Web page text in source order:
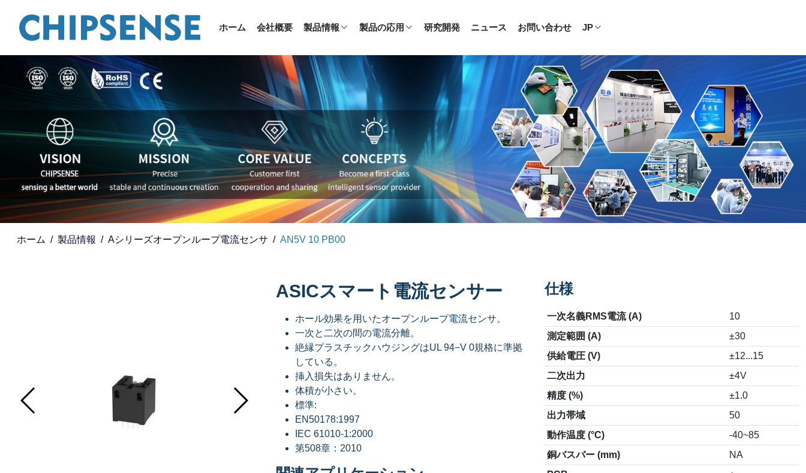
ホーム 会社概要 製品情報 製品の応用 研究開発 ニュース お問い合わせ JP
ホーム 製品情報 Aシリーズオープンループ電流センサ AN5V 10 PB00
ASICスマート電流センサー
ホール効果を用いたオープンループ電流センサ。
一次と二次の間の電流分離。
絶縁プラスチックハウジングはUL 94−V 0規格に準拠
している。
挿入損失はありません。
体積が小さい。
標準:
EN50178:1997
IEC 61010-1:2000
第508章：2010
仕様
一次名義RMS電流 (A)
10
測定範囲 (A)
±30
供給電圧 (V)
±12...15
二次出力
±4V
精度 (%)
±1.0
出力帯域
50
動作温度 (°C)
-40~85
銅バスバー (mm)
NA